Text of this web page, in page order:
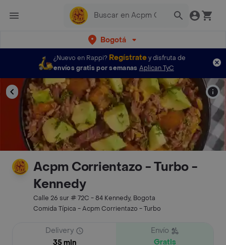
Bogotá
¿Nuevo en Rappi? Regístratey disfruta de
envíos gratis por semanas Aplican TyC
Acpm Corrientazo - Turbo -
Kennedy
Calle 26 sur # 72C - 84 Kennedy, Bogota
Comida Típica - Acpm Corrientazo - Turbo
Delivery
35 min
Envío
Gratis